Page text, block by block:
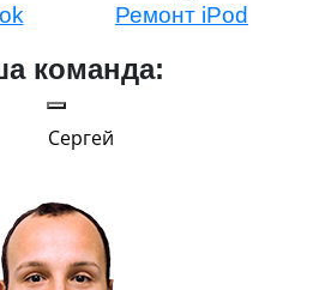
Ремонт iPod
команда:
Сергей